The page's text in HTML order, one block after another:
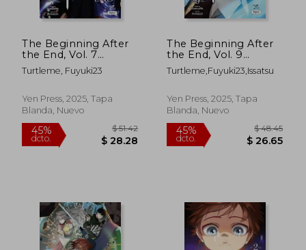
The Beginning After
the End, Vol. 7
(comic) (en Inglés)
Turtleme, Fuyuki23
Yen Press, 2025, Tapa
Blanda, Nuevo
The Beginning After
the End, Vol. 9
(Comic) (en Inglés)
Turtleme,Fuyuki23,Issatsu
Yen Press, 2025, Tapa
Blanda, Nuevo